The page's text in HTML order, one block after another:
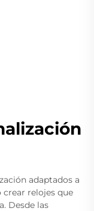
adaptados a
crear relojes que
Desde las